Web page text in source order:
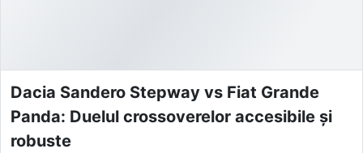
Dacia Sandero Stepway vs Fiat Grande
Panda: Duelul crossoverelor accesibile și
robuste